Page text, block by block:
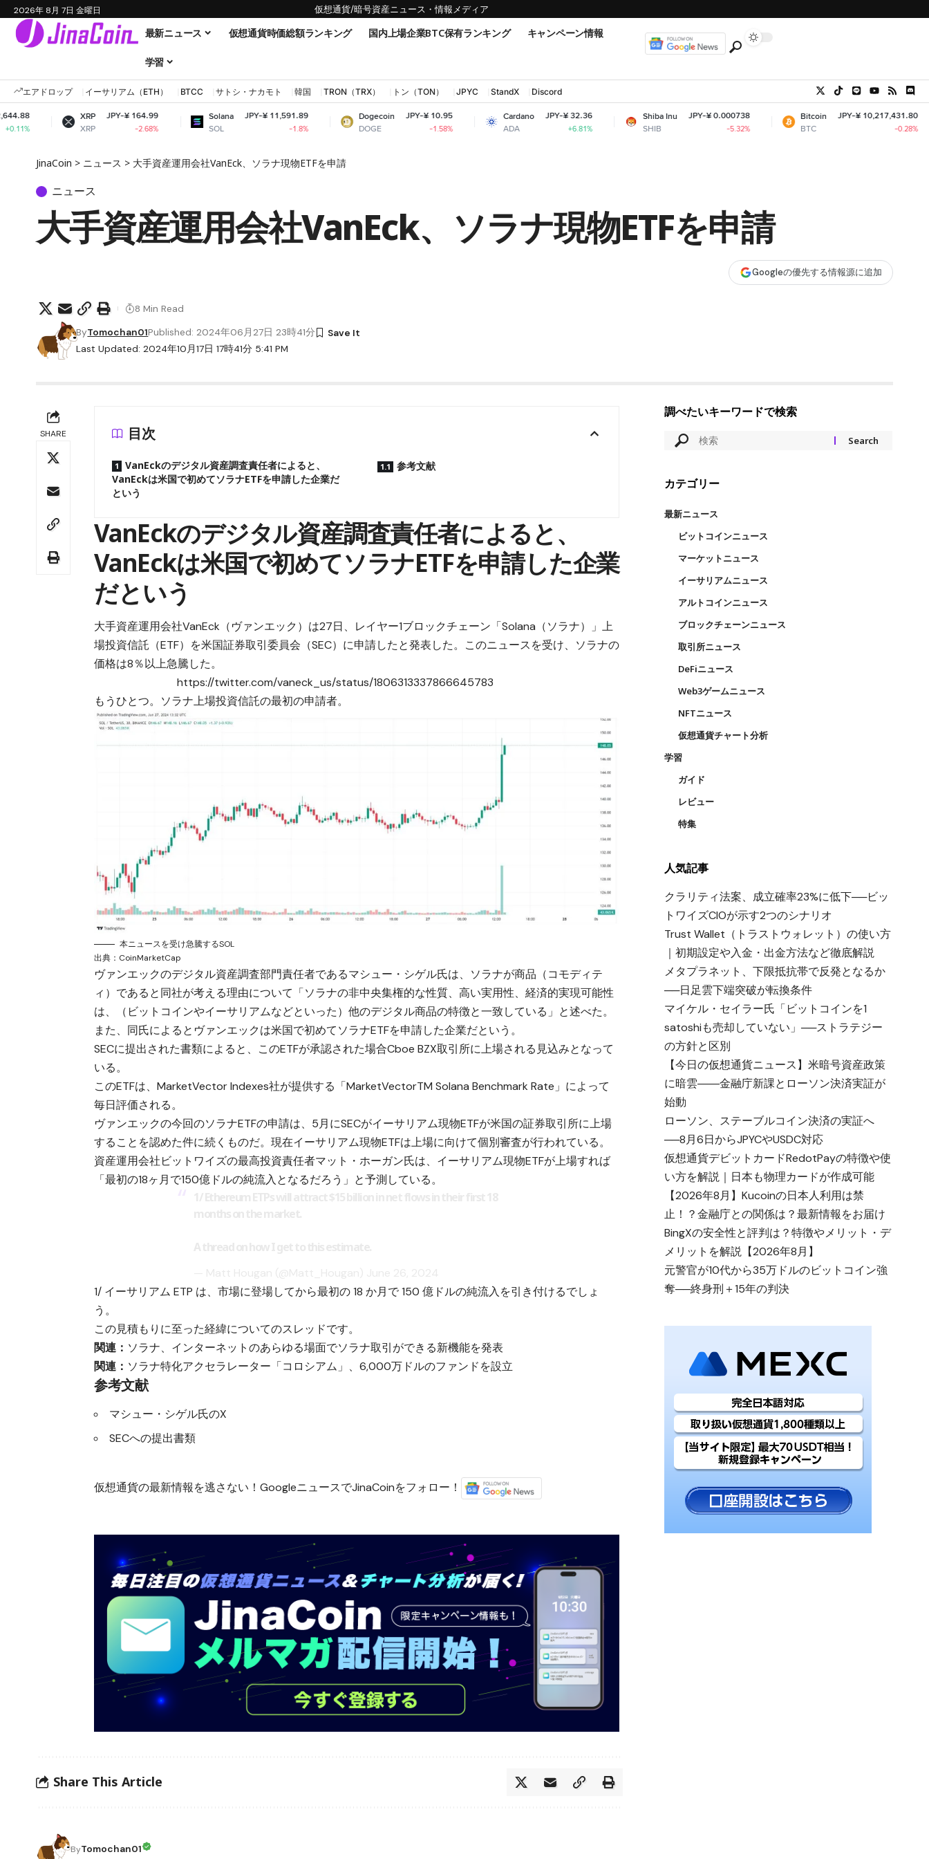
2026年 8月 7日 金曜日 仮想通貨/暗号資産ニュース・情報メディア
最新ニュース 仮想通貨時価総額ランキング 国内上場企業BTC保有ランキング キャンペーン情報
学習
エアドロップ イーサリアム（ETH） BTCC サトシ・ナカモト 韓国 TRON（TRX） トン（TON） JPYC StandX Discord
XRP
XRP
JPY-¥ 164.99
-2.68%
Solana
SOL
JPY-¥ 11,591.89
Dogecoin
DOGE
JPY-¥ 10.95
-1.58%
Cardano
ADA
JPY-¥ 32.36
+6.81%
Shiba Inu
SHIB
JPY-¥ 0.000738
Bitcoin
BTC
JPY-¥ 10,217,431.80
ETH
JinaCoin > ニュース > 大手資産運用会社VanEck、ソラナ現物ETFを申請
ニュース
大手資産運用会社VanEck、ソラナ現物ETFを申請
Googleの優先する情報源に追加
Last Updated: 2024年10月17日 17時41分 5:41 PM
ByTomochan01Published: 2024年06月27日 23時41分
8 Min Read
SHARE 目次
VanEckのデジタル資産調査責任者によると、
VanEckは米国で初めてソラナETFを申請した企業だ
という
参考文献
VanEckのデジタル資産調査責任者によると、
VanEckは米国で初めてソラナETFを申請した企業
だという
大手資産運用会社VanEck（ヴァンエック）は27日、レイヤー1ブロックチェーン「Solana（ソラナ）」上
場投資信託（ETF）を米国証券取引委員会（SEC）に申請したと発表した。このニュースを受け、ソラナの
価格は8％以上急騰した。
https://twitter.com/vaneck_us/status/1806313337866645783
もうひとつ。ソラナ上場投資信託の最初の申請者。
本ニュースを受け急騰するSOL
出典： CoinMarketCap
ヴァンエックのデジタル資産調査部門責任者であるマシュー・シゲル氏は、ソラナが商品（コモディテ
ィ）であると同社が考える理由について「ソラナの非中央集権的な性質、高い実用性、経済的実現可能性
は、（ビットコインやイーサリアムなどといった）他のデジタル商品の特徴と一致している」と述べた。
また、同氏によるとヴァンエックは米国で初めてソラナETFを申請した企業だという。
SECに提出された書類によると、このETFが承認された場合Cboe BZX取引所に上場される見込みとなって
いる。
このETFは、MarketVector Indexes社が提供する「MarketVectorTM Solana Benchmark Rate」によって
毎日評価される。
ヴァンエックの今回のソラナETFの申請は、5月にSECがイーサリアム現物ETFが米国の証券取引所に上場
することを認めた件に続くものだ。現在イーサリアム現物ETFは上場に向けて個別審査が行われている。
資産運用会社ビットワイズの最高投資責任者マット・ホーガン氏は、イーサリアム現物ETFが上場すれば
「最初の18ヶ月で150億ドルの純流入となるだろう」と予測している。
1/ イーサリアム ETP は、市場に登場してから最初の 18 か月で 150 億ドルの純流入を引き付けるでしょ
う。
この見積もりに至った経緯についてのスレッドです。
関連： ソラナ、インターネットのあらゆる場面でソラナ取引ができる新機能を発表
関連： ソラナ特化アクセラレーター「コロシアム」、6,000万ドルのファンドを設立
参考文献
マシュー・シゲル氏のX
SECへの提出書類
仮想通貨の最新情報を逃さない！GoogleニュースでJinaCoinをフォロー！
Share This Article
ByTomochan01
調べたいキーワードで検索
カテゴリー
最新ニュース
ビットコインニュース
マーケットニュース
イーサリアムニュース
アルトコインニュース
ブロックチェーンニュース
取引所ニュース
DeFiニュース
Web3ゲームニュース
NFTニュース
仮想通貨チャート分析
学習
ガイド
レビュー
特集
人気記事
クラリティ法案、成立確率23%に低下──ビッ
トワイズCIOが示す2つのシナリオ
Trust Wallet（トラストウォレット）の使い方
｜初期設定や入金・出金方法など徹底解説
メタプラネット、下限抵抗帯で反発となるか
──日足雲下端突破が転換条件
マイケル・セイラー氏「ビットコインを1
satoshiも売却していない」──ストラテジー
の方針と区別
【今日の仮想通貨ニュース】米暗号資産政策
に暗雲――金融庁新課とローソン決済実証が
始動
ローソン、ステーブルコイン決済の実証へ
──8月6日からJPYCやUSDC対応
仮想通貨デビットカードRedotPayの特徴や使
い方を解説｜日本も物理カードが作成可能
【2026年8月】Kucoinの日本人利用は禁
止！？金融庁との関係は？最新情報をお届け
BingXの安全性と評判は？特徴やメリット・デ
メリットを解説【2026年8月】
元警官が10代から35万ドルのビットコイン強
奪──終身刑＋15年の判決